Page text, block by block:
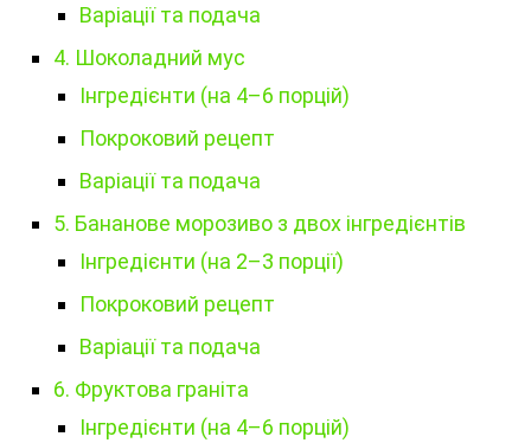
Варіації та подача
4. Шоколадний мус
Інгредієнти (на 4–6 порцій)
Покроковий рецепт
Варіації та подача
5. Бананове морозиво з двох інгредієнтів
Інгредієнти (на 2–3 порції)
Покроковий рецепт
Варіації та подача
6. Фруктова граніта
Інгредієнти (на 4–6 порцій)